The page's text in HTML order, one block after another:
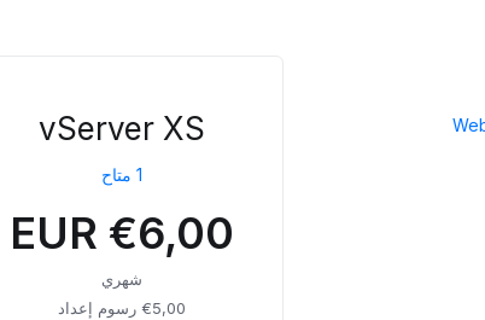
vServer XS
1 متاح
€6,00 EUR
شهري
€5,00 رسوم إعداد